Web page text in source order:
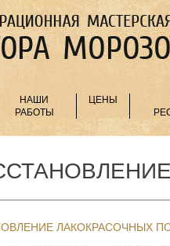
НАШИ
РАБОТЫ
ЦЕНЫ
ЛАКОКРАСОЧНЫХ